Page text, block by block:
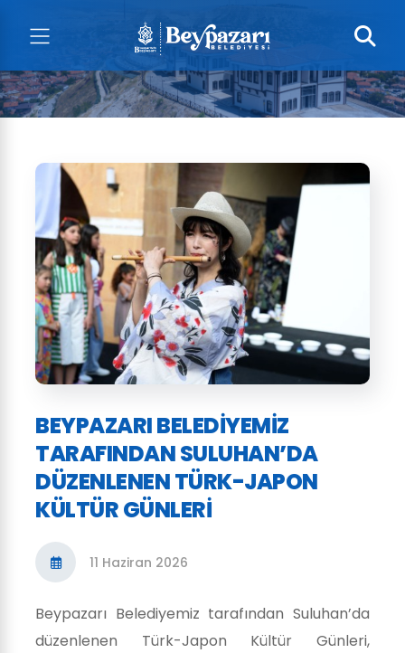
BEYPAZARI BELEDIYEMIZ
TARAFINDAN SULUHAN’DA
DÜZENLENEN TÜRK-JAPON
KÜLTÜR GÜNLERI
11 Haziran 2026
Beypazarı Belediyemiz tarafından Suluhan’da
düzenlenen Türk-Japon Kültür Günleri,